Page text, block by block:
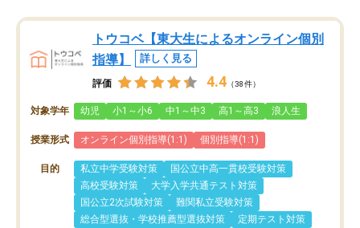
トウコベ【東大生によるオンライン個別
指導】
詳しく見る
評価 4.4 （38件）
対象学年 幼児 小1～小6 中1～中3 高1～高3 浪人生
授業形式 オンライン個別指導(1:1) 個別指導(1:1)
目的 私立中学受験対策
国公立中高一貫校受験対策
高校受験対策
大学入学共通テスト対策
国公立2次試験対策
難関私立受験対策
総合型選抜・学校推薦型選抜対策
定期テスト対策